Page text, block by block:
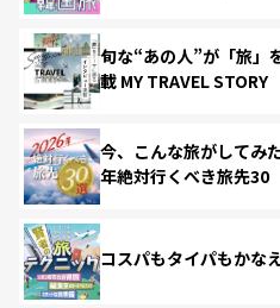
旬な“あの人”が「旅」
載 MY TRAVEL STORY
今、こんな旅がしてみ
年絶対行くべき旅先30
コスパもタイパもかな